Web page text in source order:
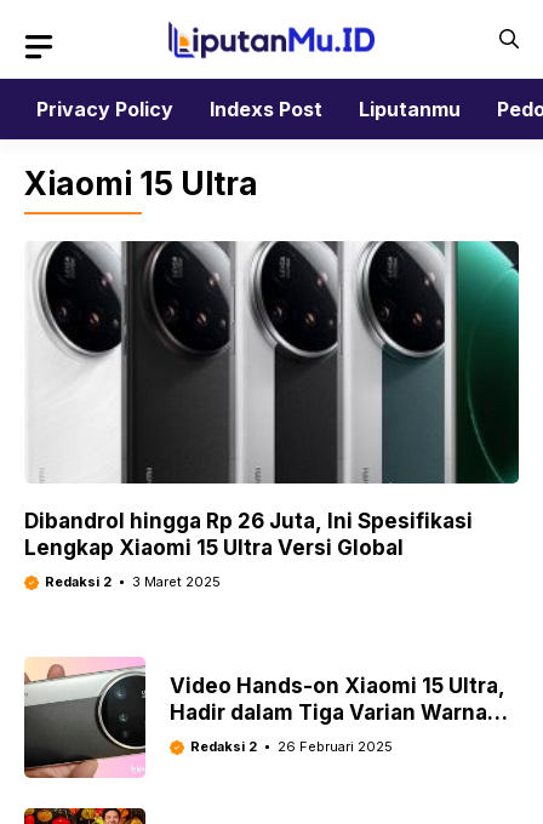
isi
Privacy Policy
Indexs Post Liputanmu
Xiaomi 15 Ultra
Dibandrol hingga Rp 26 Juta, Ini Spesifikasi
Lengkap Xiaomi 15 Ultra Versi Global
Redaksi 2 3 Maret 2025
Video Hands-on Xiaomi 15 Ultra,
Hadir dalam Tiga Varian Warna
Berbeda
Redaksi 2 26 Februari 2025